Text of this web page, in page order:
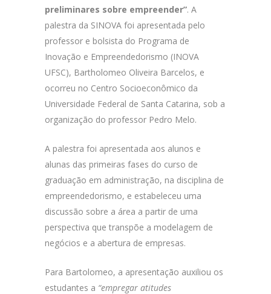
preliminares sobre empreender”. A
palestra da SINOVA foi apresentada pelo
professor e bolsista do Programa de
Inovação e Empreendedorismo (INOVA
UFSC), Bartholomeo Oliveira Barcelos, e
ocorreu no Centro Socioeconômico da
Universidade Federal de Santa Catarina, sob a
organização do professor Pedro Melo.
A palestra foi apresentada aos alunos e
alunas das primeiras fases do curso de
graduação em administração, na disciplina de
empreendedorismo, e estabeleceu uma
discussão sobre a área a partir de uma
perspectiva que transpõe a modelagem de
negócios e a abertura de empresas.
Para Bartolomeo, a apresentação auxiliou os
estudantes a “empregar atitudes